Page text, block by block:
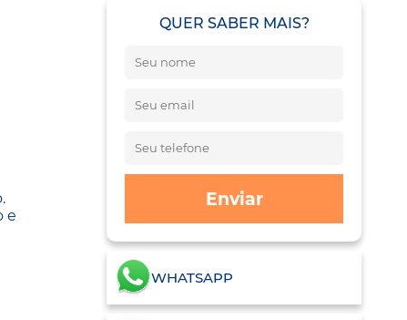
e
QUER SABER MAIS?
Enviar
WHATSAPP